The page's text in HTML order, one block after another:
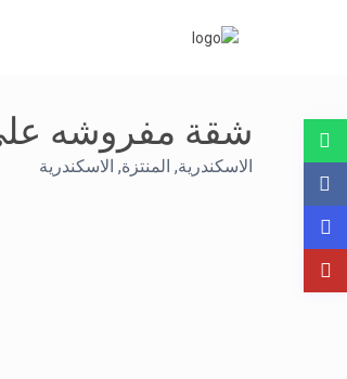
شقة مفروشه
الاسكندرية, المنتزة, الاسكندرية